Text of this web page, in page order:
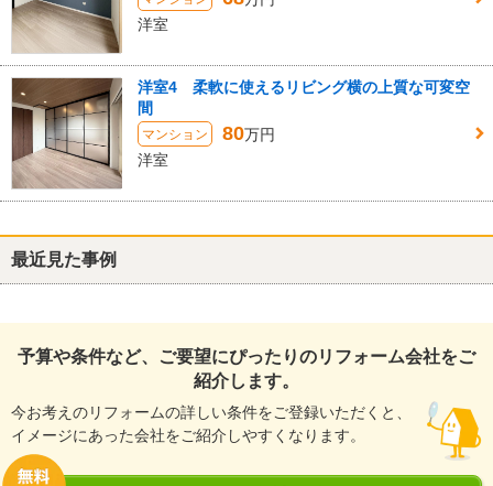
洋室
洋室4 柔軟に使えるリビング横の上質な可変空
間
マンション 80万円
洋室
最近見た事例
予算や条件など、ご要望にぴったりのリフォーム会社をご
紹介します。
今お考えのリフォームの詳しい条件をご登録いただくと、
イメージにあった会社をご紹介しやすくなります。